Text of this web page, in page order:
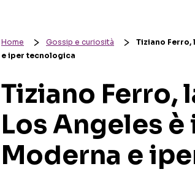
Home Gossip e curiosità
Tiziano Ferro,
e iper tecnologica
Tiziano Ferro,
Los Angeles
Moderna e